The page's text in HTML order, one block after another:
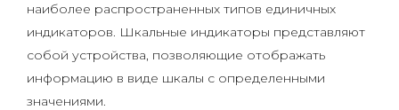
наиболее распространенных типов единичных
индикаторов. Шкальные индикаторы представляют
собой устройства, позволяющие отображать
информацию в виде шкалы с определенными
значениями.